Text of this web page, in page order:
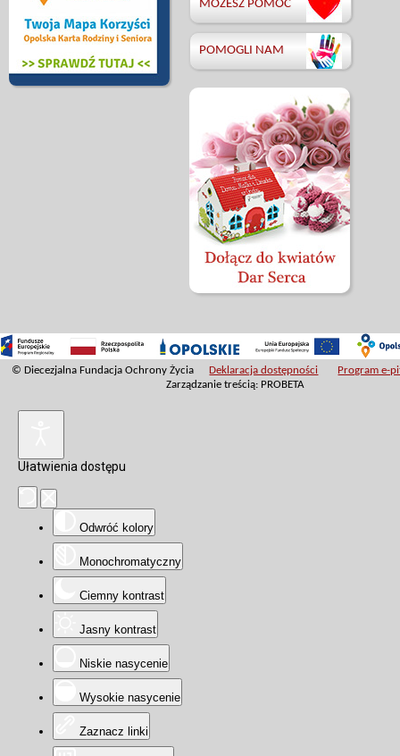
MOŻESZ POMÓC
POMOGLI NAM
© Diecezjalna Fundacja Ochrony Życia Deklaracja dostępności
Program e-
Zarządzanie treścią: PROBETA
Ułatwienia dostępu
Odwróć kolory
Monochromatyczny
Ciemny kontrast
Jasny kontrast
Niskie nasycenie
Wysokie nasycenie
Zaznacz linki